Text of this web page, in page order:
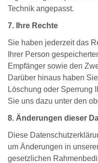
Technik angepasst.
7. Ihre Rechte
Sie haben jederzeit das
Ihrer Person
Empfänger sowie den
Darüber hinaus haben
Löschung oder Sperrung
Sie uns dazu unter den
8. Änderungen dieser
Diese
um Änderungen in
gesetzlichen